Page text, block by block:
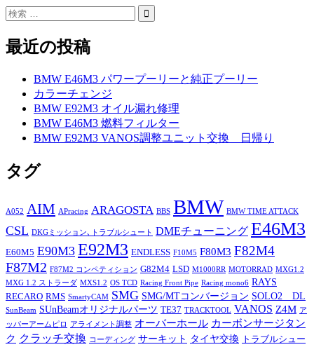
最近の投稿
BMW E46M3 パワープーリーと純正プーリー
カラーチェンジ
BMW E92M3 オイル漏れ修理
BMW E46M3 燃料フィルター
BMW E92M3 VANOS調整ユニット交換 日帰り
タグ
A052 AIM APracing ARAGOSTA BBS BMW BMW TIME ATTACK
CSL DKGミッション､トラブルシュート DMEチューニング E46M3
E60M5 E90M3 E92M3 ENDLESS F10M5 F80M3 F82M4
F87M2 F87M2 コンペティション G82M4 LSD M1000RR MOTORRAD MXG1.2
MXG 1.2 ストラーダ MXS1.2 OS TCD Racing Front Pipe Racing mono6 RAYS
RECARO RMS SmartyCAM SMG SMG/MTコンバージョン SOLO2 DL
SunBeam SUnBeamオリジナルパーツ TE37 TRACKTOOL VANOS Z4M ア
ッパーアームピロ
アライメント調整 オーバーホール カーボンサージタン
ク クラッチ交換 コーディング サーキット タイヤ交換 トラブルシュー